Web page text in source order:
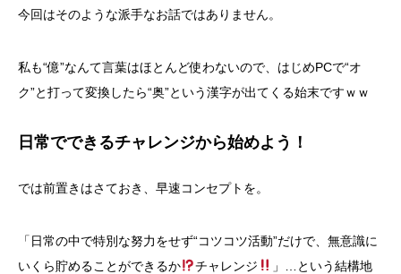
今回はそのような派手なお話ではありません。
私も“億”なんて言葉はほとんど使わないので、はじめPCで“オ
ク”と打って変換したら“奥”という漢字が出てくる始末ですｗｗ
日常でできるチャレンジから始めよう！
では前置きはさておき、早速コンセプトを。
「日常の中で特別な努力をせず“コツコツ活動”だけで、無意識に
いくら貯めることができるか
チャレンジ
」…という結構地